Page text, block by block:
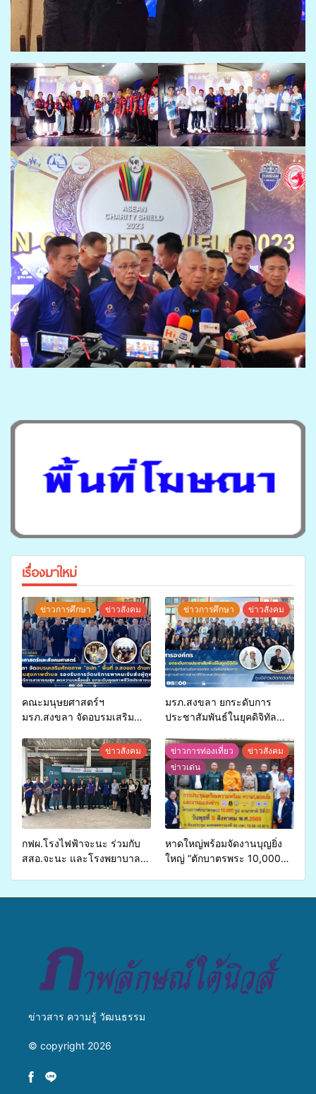
เรื่องมาใหม่
ข่าวการศึกษา ข่าวสังคม
คณะมนุษยศาสตร์ฯ
มรภ.สงขลา จัดอบรมเสริม
จ่ายงบกองทุนสุขภาพตำบล
รองรับการจัดบริการพาหนะรับ
ส่งผู้ทุพพลภาพเพื่อเข้ารับ
บริการสาธารณสุข ลดความ
เหลื่อมล้ำ ยกระดับคุณภาพ
ชีวิตประชาชนอย่างยั่งยืน
ข่าวการศึกษา ข่าวสังคม
มรภ.สงขลา ยกระดับการ
ประชาสัมพันธ์ในยุคดิจิทัล
ข่ายสื่อสารองค์กร ระดมสมอง
วางแนวทางการทำงาน ปูทาง
สู่การสร้างภาพลักษณ์ที่ดีของ
มหาวิทยาลัย
ข่าวสังคม
กฟผ.โรงไฟฟ้าจะนะ ร่วมกับ
สสอ.จะนะ และโรงพยาบาล
ข่าวการท่องเที่ยว
ข่าวสังคม
ข่าวเด่น
หาดใหญ่พร้อมจัดงานบุญยิ่ง
ใหญ่ “ตักบาตรพระ 10,000
ข่าวสาร ความรู้ วัฒนธรรม
© copyright 2026